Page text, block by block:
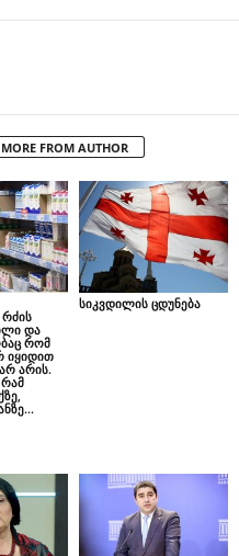
MORE FROM AUTHOR
და
რომ
იყიდით
არის.
სიკვდილის ცდუნება